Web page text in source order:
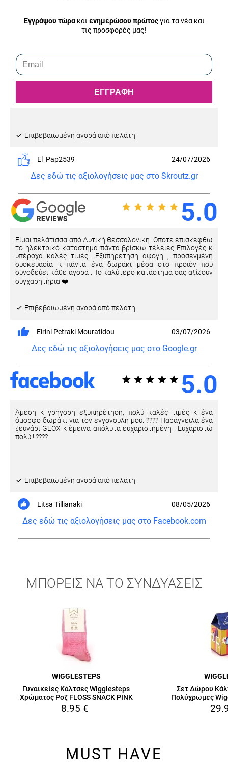
Πολύ μεγάλη ποικιλία σε παιδικά παπούτσια. Προσεγμένη
συσκευασία. Πολύ καλή υποστήριξη μετά την πώληση
(χρειάστηκε να κάνω αντικατάσταση προϊόντος). Ευγένεια
Eπιβεβαιωμένη αγορά από πελάτη
El_Pap2539 24/07/2026
Δες εδώ τις αξιολογήσεις μας στο Skroutz.gr
5.0
Είμαι πελάτισσα από Δυτική Θεσσαλονικη .Οποτε επισκεφθω
το ηλεκτρικό κατάστημα πάντα βρίσκω τέλειες Επιλογές κ
υπέροχα καλές τιμές ..Εξυπηρετηση άψογη , προσεγμένη
συσκευασία κ πάντα ένα δωράκι μέσα στο προϊόν που
συνοδεύει κάθε αγορά . Το καλύτερο κατάστημα σας αξίζουν
συγχαρητήρια ❤️
Eπιβεβαιωμένη αγορά από πελάτη
Eirini Petraki Mouratidou 03/07/2026
Δες εδώ τις αξιολογήσεις μας στο Google.gr
5.0
Άμεση k γρήγορη εξυπηρέτηση, πολύ καλές τιμές k ένα
όμορφο δωράκι για τον εγγονουλη μου. ???? Παράγγειλα ένα
ζευγάρι GEOX k έμεινα απόλυτα ευχαριστημένη . Ευχαριστώ
πολύ!! ????
Eπιβεβαιωμένη αγορά από πελάτη
Litsa Tillianaki 08/05/2026
Δες εδώ τις αξιολογήσεις μας στο Facebook.com
ΜΠΟΡΕΙΣ ΝΑ ΤΟ ΣΥΝΔΥΑΣΕΙΣ
WIGGLESTEPS
Γυναικείες Κάλτσες Wigglesteps
Χρώματος Ροζ FLOSS SNACK PINK
8.95 €
Σετ Δώρου
Πολύχρωμες
MUST HAVE
Εγγράψου τώρακαι ενημερώσου πρώτοςγια τα νέα και
τις προσφορές μας!
ΕΓΓΡΑΦΗ